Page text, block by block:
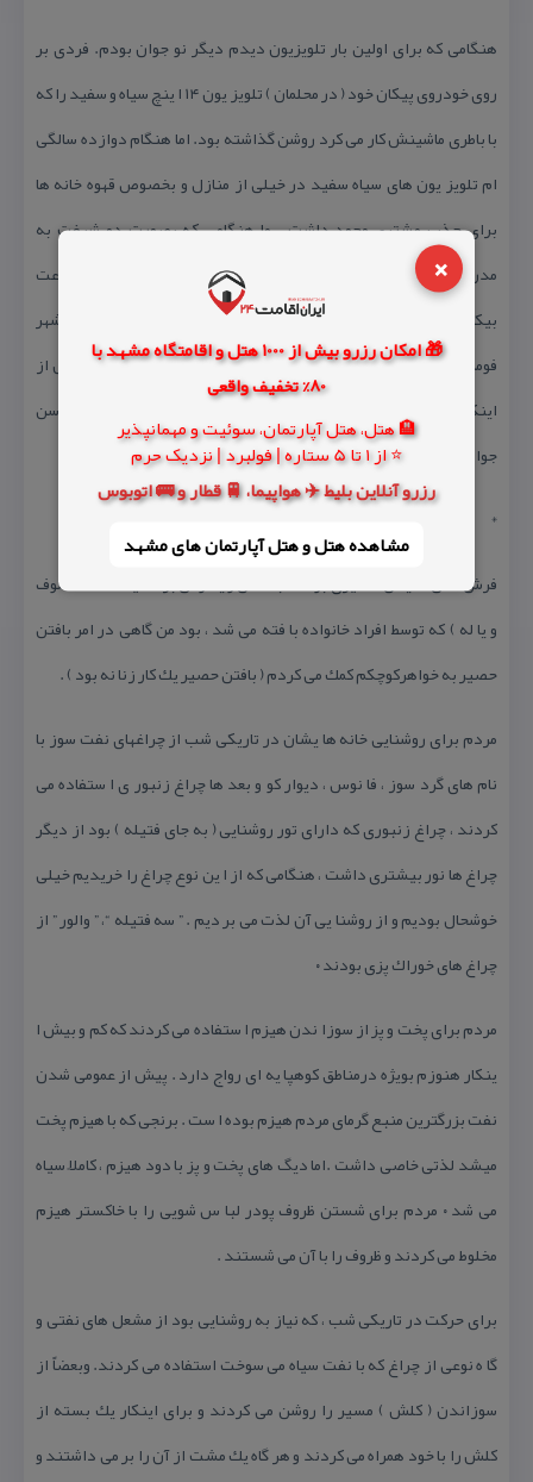
×
🎁 امکان رزرو بیش از 1000 هتل و اقامتگاه مشهد با
80% تخفیف واقعی
🏨 هتل، هتل آپارتمان، سوئیت و مهمانپذیر
⭐ از 1 تا 5 ستاره | فولبرد | نزدیک حرم
رزرو آنلاین بلیط ✈️ هواپیما، 🚆 قطار و 🚌 اتوبوس
مشاهده هتل و هتل‌ آپارتمان های مشهد
هنگامی كه برای اولین بار تلویزیون دیدم دیگر نو جوان بودم. فردی بر
روی خودروی پیكان خود ( در محلمان ) تلویز یون ۱۴ ا ینچ سیاه و سفید را كه
با باطری ماشینش كار می كرد روشن گذاشته بود. اما هنگام دوازده سالگی
ام تلویز یون های سیاه سفید در خیلی از منازل و بخصوص قهوه خانه ها
برای جذب مشتری وجود داشت . ما هنگامی كه بصورت دو شیفت به
مدرسه می رفتیم به دلیل دوری مدرسه تا روستا یمان در هنگام ساعت
بیكاری بین دو شیفت (هنگام صرف نهار) به یكی از قهوه خانه های شهر
فومن می رفتیم تا بر نامه ها ی تلویز یون را تماشا كنیم . اما سینما پیش از
اینكه تلویزیون عمومی شود در شهر ها فعا لیت داشتند . بعد ها كه به سن
جوانی پا می گذاشتم شنیدم تلویزیون رنگی هم وجود دارد .
*
فرش ا تاق ها یمان حصیری بود كه با كلش و یا نوعی برگ گیاه خشك ) سوف
و یا له ) كه توسط افراد خانواده با فته می شد ، بود من گاهی در امر بافتن
حصیر به خواهركوچكم كمك می كردم ( بافتن حصیر یك كار زنا نه بود ) .
مردم برای روشنایی خانه ها یشان در تاریكی شب از چراغهای نفت سوز با
نام های گرد سوز ، فا نوس ، دیوار كو و بعد ها چراغ زنبور ی ا ستفاده می
كردند ، چراغ زنبوری كه دارای تور روشنایی ( به جای فتیله ) بود از دیگر
چراغ ها نور بیشتری داشت ، هنگامی كه از ا ین نوع چراغ را خریدیم خیلی
خوشحال بودیم و از روشنا یی آن لذت می بر دیم . ” سه فتیله “، ” والور ” از
چراغ های خوراك پزی بودند ۰
مردم برای پخت و پز از سوزا ندن هیزم ا ستفاده می كردند كه كم و بیش ا
ینكار هنوزم بویژه درمناطق كوهپا یه ای رواج دارد . پیش از عمومی شدن
نفت بزرگترین منبع گرمای مردم هیزم بوده ا ست . برنجی كه با هیزم پخت
میشد لذتی خاصی داشت .اما دیگ های پخت و پز با دود هیزم ، كاملاً سیاه
می شد ۰ مردم برای شستن ظروف پودر لبا س شویی را با خاكستر هیزم
مخلوط می كردند و ظروف را با آن می شستند .
برای حركت در تاریكی شب ، كه نیاز به روشنایی بود از مشعل های نفتی و
گا ه نوعی از چراغ كه با نفت سیاه می سوخت استفاده می كردند. وبعضاًً از
سوزاندن ( كلش ) مسیر را روشن می كردند و برای اینكار یك بسته از
كلش را با خود همراه می كردند و هر گاه یك مشت از آن را بر می داشتند و